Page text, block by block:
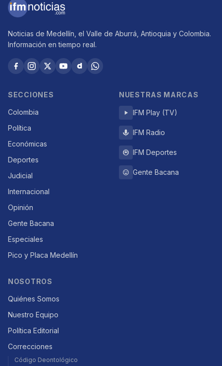
Noticias de Medellín, el Valle de Aburrá, Antioquia y Colombia.
Información en tiempo real.
SECCIONES
Colombia
Política
Económicas
Deportes
Judicial
Internacional
Opinión
Gente Bacana
Especiales
Pico y Placa Medellín
NUESTRAS MARCAS
IFM Play (TV)
IFM Radio
IFM Deportes
Gente Bacana
NOSOTROS
Quiénes Somos
Nuestro Equipo
Política Editorial
Correcciones
Código Deontológico